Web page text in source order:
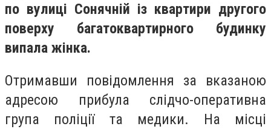
по вулиці Сонячній із квартири другого
поверху багатоквартирного будинку
випала жінка.
Отримавши повідомлення за вказаною
адресою прибула слідчо-оперативна
група поліції та медики. На місці